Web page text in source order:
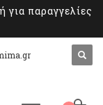
παραγγελίες